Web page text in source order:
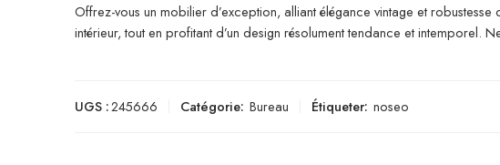
Offrez-vous un mobilier d’exception, alliant élégance vintage et
intérieur, tout en profitant d’un design résolument tendance et
UGS :245666 Catégorie: Bureau Étiqueter: noseo